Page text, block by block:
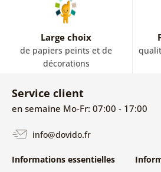
Large choix
de papiers peints et de
décorations
Service client
en semaine Mo-Fr: 07:00 - 17:00
info@dovido.fr
Informations essentielles